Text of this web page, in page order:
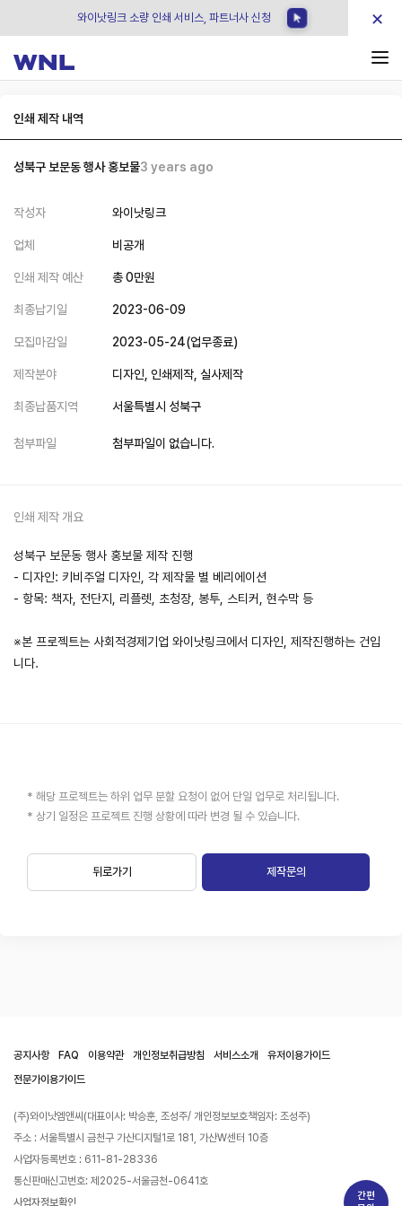
와이낫링크 소량 인쇄 서비스, 파트너사 신청 ×
간편
인쇄 제작 내역
성북구 보문동 행사 홍보물3 years ago
작성자 와이낫링크
업체 비공개
인쇄 제작 예산 총0만원
최종납기일 2023-06-09
모집마감일 2023-05-24(업무종료)
제작분야 디자인, 인쇄제작, 실사제작
최종납품지역 서울특별시 성북구
첨부파일 첨부파일이 없습니다.
인쇄 제작 개요
성북구 보문동 행사 홍보물 제작 진행
- 디자인: 키비주얼 디자인, 각 제작물 별 베리에이션
- 항목: 책자, 전단지, 리플렛, 초청장, 봉투, 스티커, 현수막 등
※본 프로젝트는 사회적경제기업 와이낫링크에서 디자인, 제작진행하는 건입
니다.
* 해당 프로젝트는 하위 업무 분할 요청이 없어 단일 업무로 처리됩니다.
* 상기 일정은 프로젝트 진행 상황에 따라 변경 될 수 있습니다.
뒤로가기 제작문의
공지사항 FAQ 이용약관 개인정보취급방침 서비스소개
유저이용가이드
전문가이용가이드
(주)와이낫엠앤씨(대표이사: 박승훈, 조성주/ 개인정보보호책임자: 조성주)
주소 : 서울특별시 금천구 가산디지털1로 181, 가산W센터 10층
사업자등록번호 : 611-81-28336
통신판매신고번호: 제2025-서울금천-0641호
사업자정보확인